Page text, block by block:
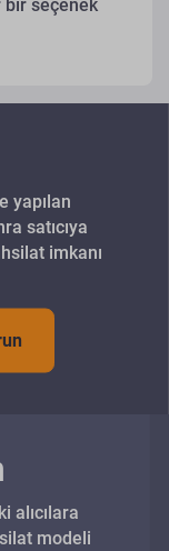
seçenek
yapılan
satıcıya
imkanı
alıcılara
modeli